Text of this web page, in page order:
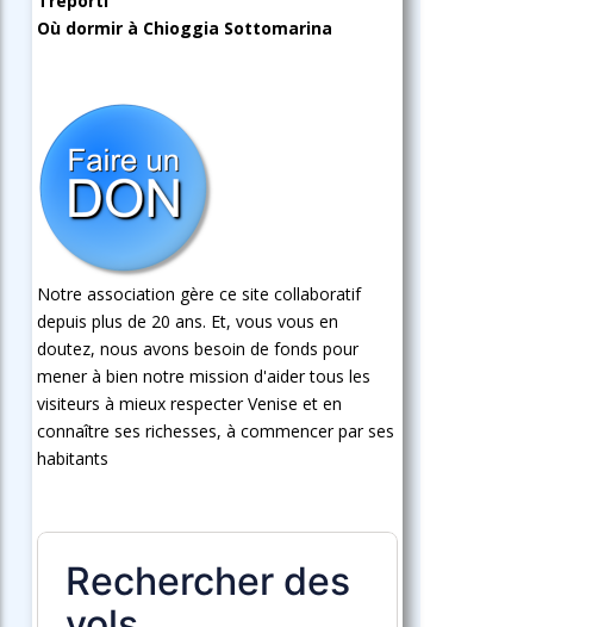
Où dormir à Chioggia Sottomarina
Notre association gère ce site collaboratif
depuis plus de 20 ans. Et, vous vous en
doutez, nous avons besoin de fonds pour
mener à bien notre mission d'aider tous les
visiteurs à mieux respecter Venise et en
connaître ses richesses, à commencer par ses
habitants